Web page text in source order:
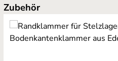
Produktgalerie überspringen
Zubehör